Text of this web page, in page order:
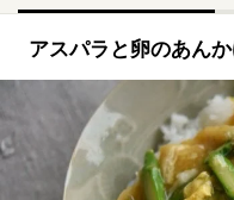
アスパラと卵のあん